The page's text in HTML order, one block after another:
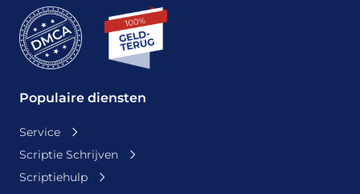
Populaire diensten
Service
Scriptie Schrijven
Scriptiehulp